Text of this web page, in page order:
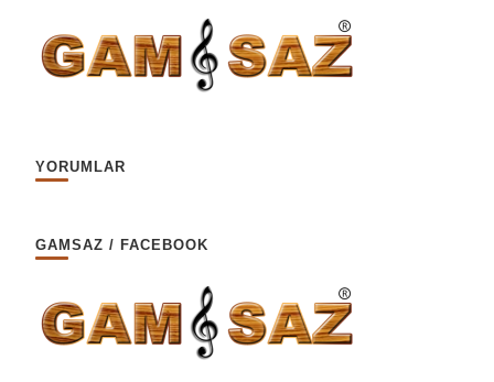
YORUMLAR
GAMSAZ / FACEBOOK